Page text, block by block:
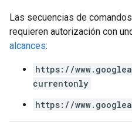
Las secuencias de
requieren autorización con
alcances:
https://
currentonly
https://